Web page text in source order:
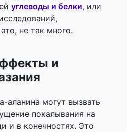
углеводы и белки, или
не так много.
и
аланина могут вызвать
покалывания на
и в конечностях. Это